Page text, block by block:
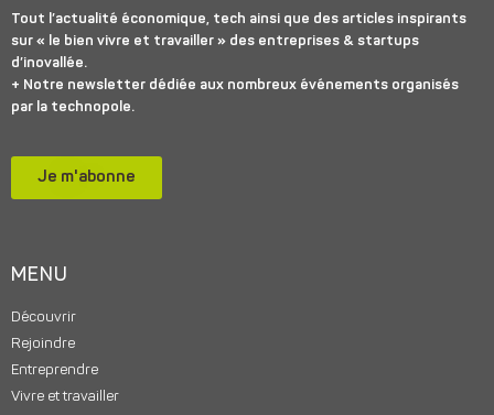
Tout l’actualité économique, tech ainsi que des articles inspirants
sur « le bien vivre et travailler » des entreprises & startups
d’inovallée.
+ Notre newsletter dédiée aux nombreux événements organisés
par la technopole.
Je m'abonne
MENU
Découvrir
Rejoindre
Entreprendre
Vivre et travailler